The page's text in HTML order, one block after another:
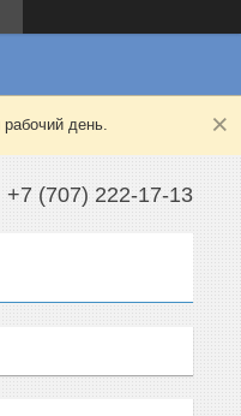
день.
+7 (707) 222-17-13